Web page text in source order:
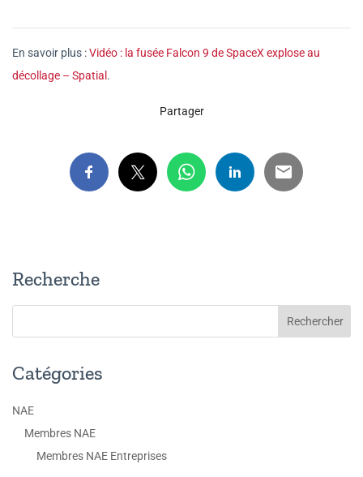
En savoir plus :Vidéo : la fusée Falcon 9 de SpaceX explose au
décollage – Spatial .
Partager
Recherche
Catégories
NAE
Membres NAE
Membres NAE Entreprises